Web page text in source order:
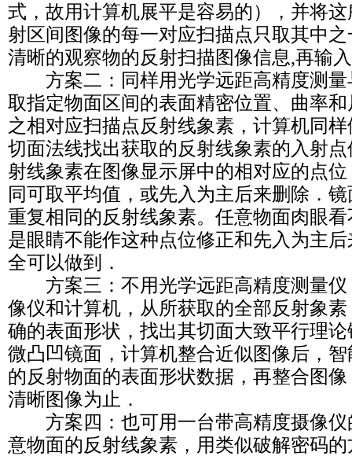
式，故用计算机展平是容易的），并将
射区间图像的每一对应扫描点只取其中
清晰的观察物的反射扫描图像信息,再输
方案二：同样用光学远距高精度测量
取指定物面区间的表面精密位置、曲率
之相对应扫描点反射线象素，计算机同
切面法线找出获取的反射线象素的入射
射线象素在图像显示屏中的相对应的点
同可取平均值，或先入为主后来删除．
重复相同的反射线象素。任意物面肉眼
是眼睛不能作这种点位修正和先入为主
全可以做到．
方案三：不用光学远距高精度测量仪
像仪和计算机，从所获取的全部反射象
确的表面形状，找出其切面大致平行理
微凸凹镜面，计算机整合近似图像后，
的反射物面的表面形状数据，再整合图
清晰图像为止．
方案四：也可用一台带高精度摄像仪
意物面的反射线象素，用类似破解密码